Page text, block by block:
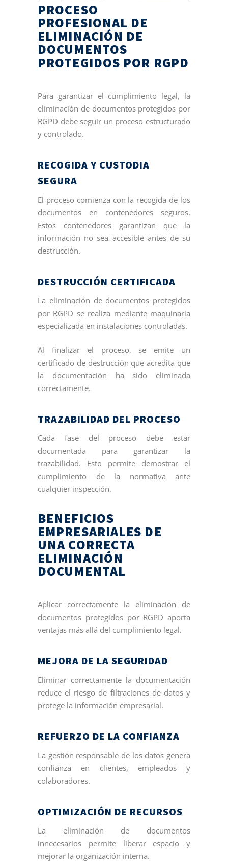
PROCESO
PROFESIONAL DE
ELIMINACIÓN DE
DOCUMENTOS
PROTEGIDOS POR RGPD
Para garantizar el cumplimiento legal, la
eliminación de documentos protegidos por
RGPD debe seguir un proceso estructurado
y controlado.
RECOGIDA Y CUSTODIA
SEGURA
El proceso comienza con la recogida de los
documentos en contenedores seguros.
Estos contenedores garantizan que la
información no sea accesible antes de su
destrucción.
DESTRUCCIÓN CERTIFICADA
La eliminación de documentos protegidos
por RGPD se realiza mediante maquinaria
especializada en instalaciones controladas.
Al finalizar el proceso, se emite un
certificado de destrucción que acredita que
la documentación ha sido eliminada
correctamente.
TRAZABILIDAD DEL PROCESO
Cada fase del proceso debe estar
documentada para garantizar la
trazabilidad. Esto permite demostrar el
cumplimiento de la normativa ante
cualquier inspección.
BENEFICIOS
EMPRESARIALES DE
UNA CORRECTA
ELIMINACIÓN
DOCUMENTAL
Aplicar correctamente la eliminación de
documentos protegidos por RGPD aporta
ventajas más allá del cumplimiento legal.
MEJORA DE LA SEGURIDAD
Eliminar correctamente la documentación
reduce el riesgo de filtraciones de datos y
protege la información empresarial.
REFUERZO DE LA CONFIANZA
La gestión responsable de los datos genera
confianza en clientes, empleados y
colaboradores.
OPTIMIZACIÓN DE RECURSOS
La eliminación de documentos
innecesarios permite liberar espacio y
mejorar la organización interna.